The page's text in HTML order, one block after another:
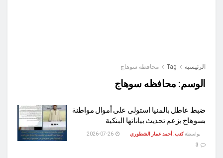
الرئيسية Tag محافظه سوهاج
الوسم: محافظه سوهاج
ضبط عاطل بالمنيا استولى على أموال مواطنة
بسوهاج بزعم تحديث بياناتها البنكية
بواسطة كتب: أحمد عمار الشطوري